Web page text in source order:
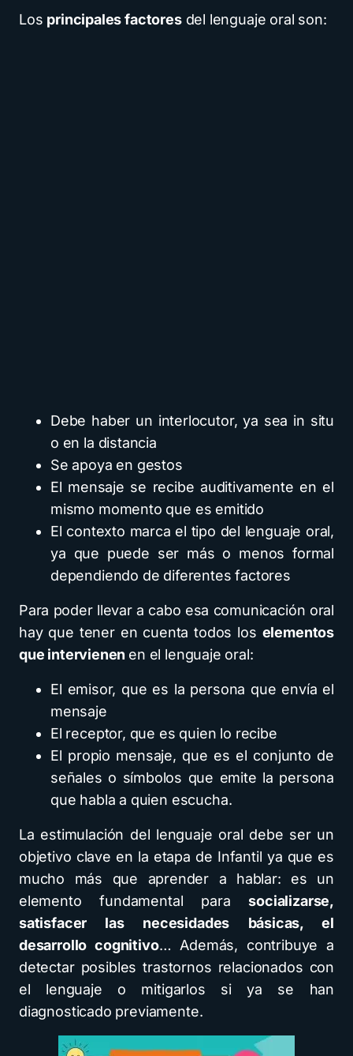
Los principales factoresdel lenguaje oral son:
Debe haber un interlocutor, ya sea in situ
o en la distancia
Se apoya en gestos
El mensaje se recibe auditivamente en el
mismo momento que es emitido
El contexto marca el tipo del lenguaje oral,
ya que puede ser más o menos formal
dependiendo de diferentes factores
Para poder llevar a cabo esa comunicación oral
hay que tener en cuenta todos los elementos
que intervienen en el lenguaje oral:
El emisor, que es la persona que envía el
mensaje
El receptor, que es quien lo recibe
El propio mensaje, que es el conjunto de
señales o símbolos que emite la persona
que habla a quien escucha.
La estimulación del lenguaje oral debe ser un
objetivo clave en la etapa de Infantil ya que es
mucho más que aprender a hablar: es un
elemento fundamental parasocializarse,
satisfacer las necesidades básicas, el
desarrollo cognitivo… Además, contribuye a
detectar posibles trastornos relacionados con
el lenguaje o mitigarlos si ya se han
diagnosticado previamente.